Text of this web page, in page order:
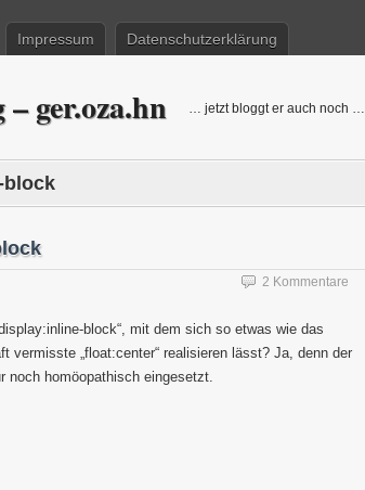
Impressum Datenschutzerklärung
ger.oza.hn … jetzt bloggt er auch noch …
block
2 Kommentare
block“, mit dem sich so etwas wie das
vermisste „float:center“ realisieren lässt? Ja, denn der
noch homöopathisch eingesetzt.